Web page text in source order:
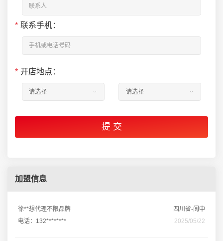
* 联系手机：
* 开店地点：
加盟信息
徐**想代理不限品牌
四川省-阆中
电话：132********
2025/05/22